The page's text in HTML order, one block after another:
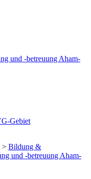
und -betreuung Aham-
Gebiet
> Bildung &
und -betreuung Aham-